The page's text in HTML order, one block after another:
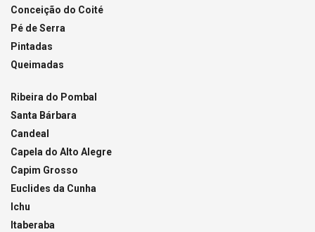
Conceição do Coité
Pé de Serra
Pintadas
Queimadas
Ribeira do Pombal
Santa Bárbara
Candeal
Capela do Alto Alegre
Capim Grosso
Euclides da Cunha
Ichu
Itaberaba